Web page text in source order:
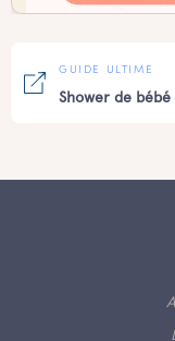
GUIDE ULTIME
Shower de